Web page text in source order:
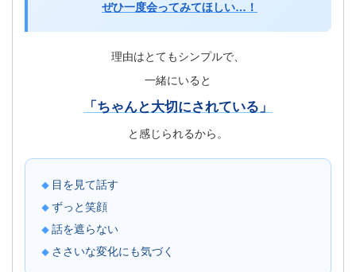
ぜひ一度会ってみてほしい…！
理由はとてもシンプルで、
一緒にいると
「ちゃんと大切にされている」
と感じられるから。
目を見て話す
ずっと笑顔
話を遮らない
ささいな変化にも気づく